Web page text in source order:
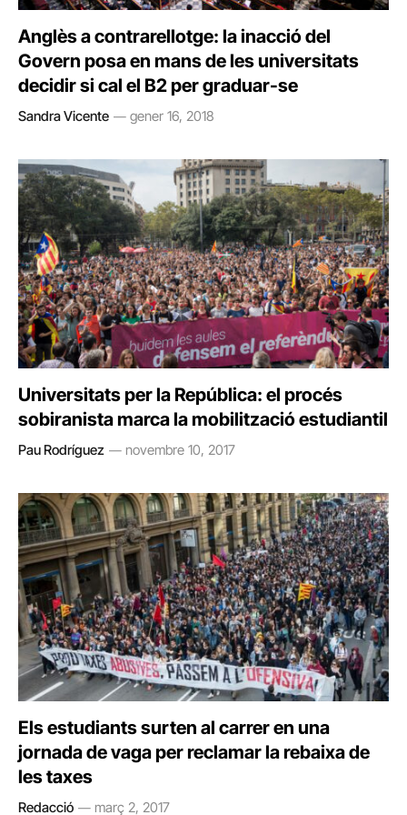
Anglès a contrarellotge: la inacció del
Govern posa en mans de les universitats
decidir si cal el B2 per graduar-se
Sandra Vicente gener 16, 2018
Universitats per la República: el procés
sobiranista marca la mobilització estudiantil
Pau Rodríguez novembre 10, 2017
Els estudiants surten al carrer en una
jornada de vaga per reclamar la rebaixa de
les taxes
Redacció març 2, 2017